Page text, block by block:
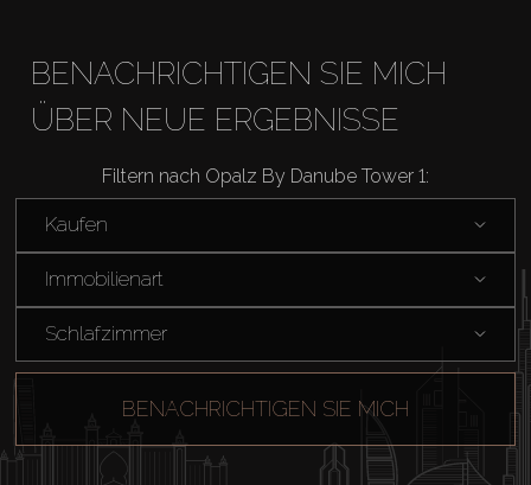
Kaufen
Miete
Verkaufen
Off-Plan
BENACHRICHTIGEN SIE MICH
ÜBER NEUE ERGEBNISSE
Filtern nach Opalz By Danube Tower 1:
Kaufen
Immobilienart
Schlafzimmer
BENACHRICHTIGEN SIE MICH